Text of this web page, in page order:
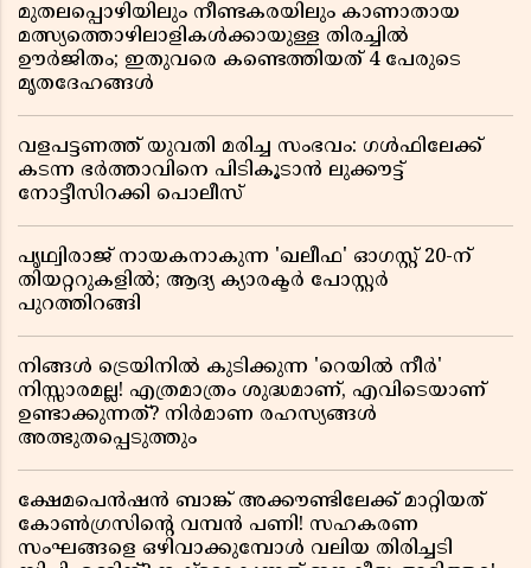
മുതലപ്പൊഴിയിലും നീണ്ടകരയിലും കാണാതായ
മത്സ്യത്തൊഴിലാളികൾക്കായുള്ള തിരച്ചിൽ
ഊർജിതം; ഇതുവരെ കണ്ടെത്തിയത് 4 പേരുടെ
മൃതദേഹങ്ങൾ
വളപട്ടണത്ത് യുവതി മരിച്ച സംഭവം: ഗൾഫിലേക്ക്
കടന്ന ഭർത്താവിനെ പിടികൂടാൻ ലുക്കൗട്ട്
നോട്ടീസിറക്കി പൊലീസ്
പൃഥ്വിരാജ് നായകനാകുന്ന 'ഖലീഫ' ഓഗസ്റ്റ് 20-ന്
തിയറ്ററുകളിൽ; ആദ്യ ക്യാരക്ടർ പോസ്റ്റർ
പുറത്തിറങ്ങി
നിങ്ങൾ ട്രെയിനിൽ കുടിക്കുന്ന 'റെയിൽ നീർ'
നിസ്സാരമല്ല! എത്രമാത്രം ശുദ്ധമാണ്, എവിടെയാണ്
ഉണ്ടാക്കുന്നത്? നിർമാണ രഹസ്യങ്ങൾ
അത്ഭുതപ്പെടുത്തും
ക്ഷേമപെൻഷൻ ബാങ്ക് അക്കൗണ്ടിലേക്ക് മാറ്റിയത്
കോൺഗ്രസിന്റെ വമ്പൻ പണി! സഹകരണ
സംഘങ്ങളെ ഒഴിവാക്കുമ്പോൾ വലിയ തിരിച്ചടി